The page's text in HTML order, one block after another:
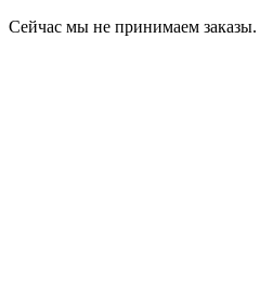
Сейчас мы не принимаем заказы.